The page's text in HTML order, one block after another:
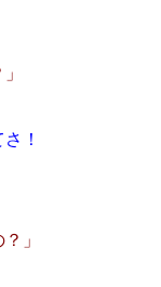
！
」